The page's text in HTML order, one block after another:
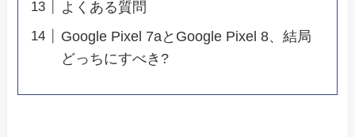
よくある質問
Google Pixel 7aとGoogle Pixel 8、結局
どっちにすべき?